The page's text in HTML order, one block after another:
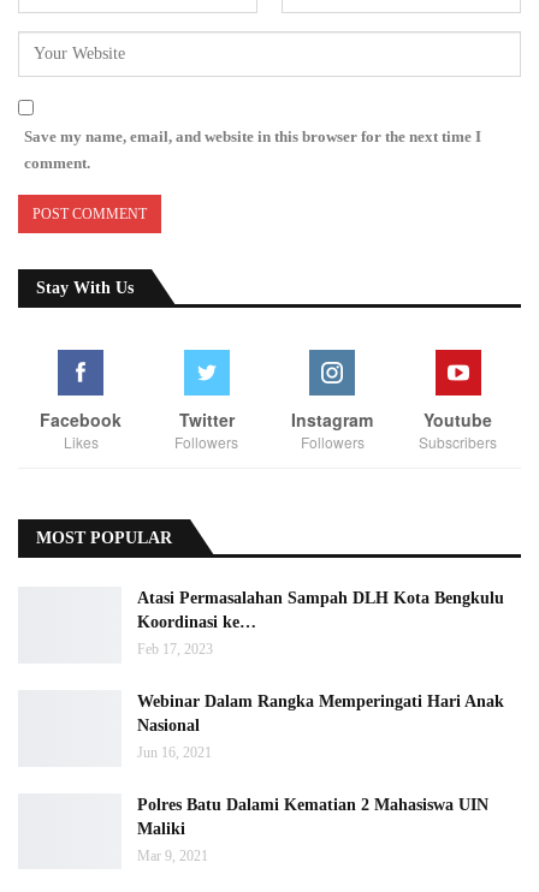
Save my name, email, and website in this browser for the next time I
comment.
Stay With Us
Facebook
Likes
Twitter
Followers
Instagram
Followers
Youtube
Subscribers
MOST POPULAR
Atasi Permasalahan Sampah DLH Kota Bengkulu
Koordinasi ke…
Feb 17, 2023
Webinar Dalam Rangka Memperingati Hari Anak
Nasional
Jun 16, 2021
Polres Batu Dalami Kematian 2 Mahasiswa UIN
Maliki
Mar 9, 2021